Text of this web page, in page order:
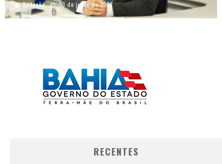
Redação 30 de julho de 2020
RECENTES